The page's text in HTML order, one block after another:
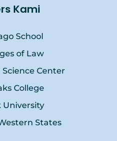
Kami
School
of Law
Center
College
University
States